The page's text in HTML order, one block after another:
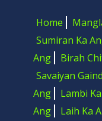
Home
Sumiran Ka
Ang
Birah
Savaiyan
Ang
Lambi
Ang
Laih Ka